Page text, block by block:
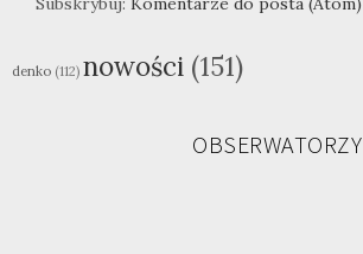
denko (112) nowości (151)
OBSERWATORZY